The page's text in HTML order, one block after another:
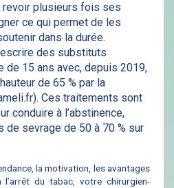
revoir plusieurs fois ses
ce qui permet de les
dans la durée.
des substituts
de 15 ans avec, depuis 2019,
de 65 % par la
). Ces traitements sont
conduire à l’abstinence,
de sevrage de 50 à 70 % sur
la motivation, les avantages
du tabac, votre chirurgien-